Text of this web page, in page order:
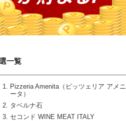
一覧
Pizzeria Amenita（ピッツェリア アメニ
ータ）
タベルナ石
セコンド WINE MEAT ITALY